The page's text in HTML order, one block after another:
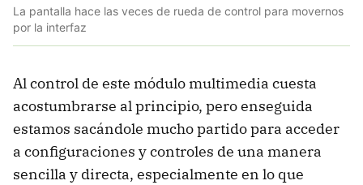
La pantalla hace las veces de rueda de control para movernos
por la interfaz
Al control de este módulo multimedia cuesta
acostumbrarse al principio, pero enseguida
estamos sacándole mucho partido para acceder
a configuraciones y controles de una manera
sencilla y directa, especialmente en lo que